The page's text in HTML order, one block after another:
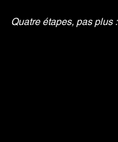
Quatre étapes, pas plus :